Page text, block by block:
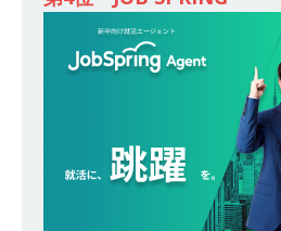
業として成長・
イシル
体育会
[ 2026年5月13
登竜門!! 満足度
転勤なし ｜ 文系
内昇進率91％ ｜